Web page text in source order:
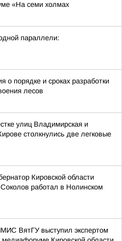
«На семи холмах
параллели:
о порядке и сроках разработки
лесов
улиц Владимирская и
столкнулись две легковые
Кировской области
работал в Нолинском
ВятГУ выступил экспертом